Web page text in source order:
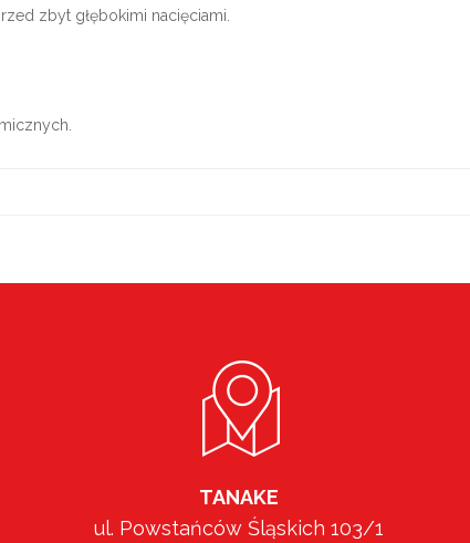
zbyt głębokimi nacięciami.
TANAKE
ul. Powstańców Śląskich 103/1